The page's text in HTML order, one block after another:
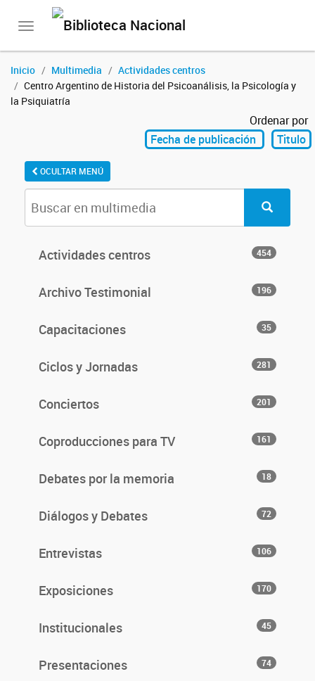
Toggle
Inicio Multimedia
Actividades centros
Centro Argentino de Historia del Psicoanálisis, la Psicología y
la Psiquiatría
Ordenar por
Fecha de publicación
Titulo
OCULTAR MENÚ
Actividades centros 454
Archivo Testimonial 196
Capacitaciones 35
Ciclos y Jornadas 281
Conciertos 201
Coproducciones para TV 161
Debates por la memoria 18
Diálogos y Debates 72
Entrevistas 106
Exposiciones 170
Institucionales 45
Presentaciones 74